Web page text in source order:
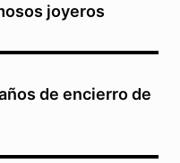
joyeros
de encierro de